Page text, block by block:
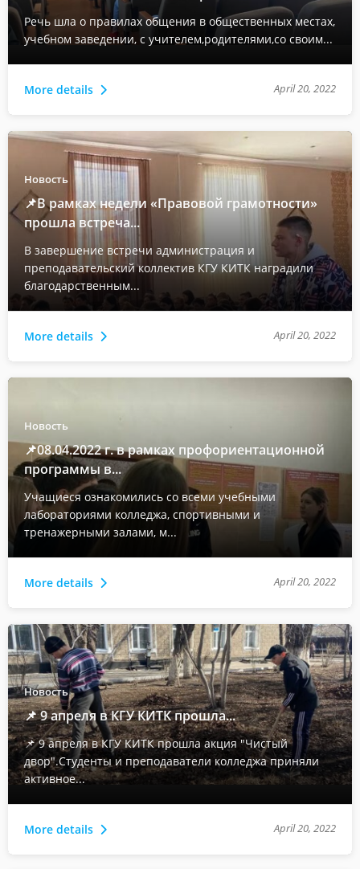
Речь шла о правилах общения в общественных местах,
учебном заведении, с учителем,родителями,со своим...
More details April 20, 2022
Новость
📌В рамках недели «Правовой грамотности»
прошла встреча...
В завершение встречи администрация и
преподавательский коллектив КГУ КИТК наградили
благодарственным...
More details April 20, 2022
Новость
📌08.04.2022 г. в рамках профориентационной
программы в...
Учащиеся ознакомились со всеми учебными
лабораториями колледжа, спортивными и
тренажерными залами, м...
More details April 20, 2022
Новость
📌 9 апреля в КГУ КИТК прошла...
📌 9 апреля в КГУ КИТК прошла акция "Чистый
двор".Студенты и преподаватели колледжа приняли
активное...
More details April 20, 2022